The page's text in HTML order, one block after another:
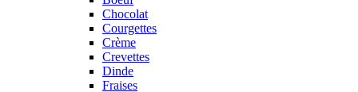
Chocolat
Courgettes
Crème
Crevettes
Dinde
Fraises